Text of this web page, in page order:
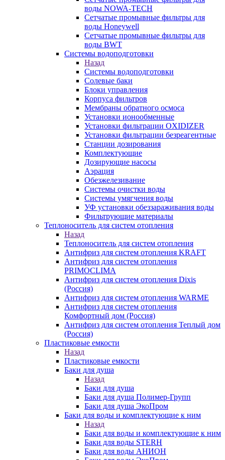
воды NOWA-TECH
Сетчатые промывные фильтры для
воды Honeywell
Сетчатые промывные фильтры для
воды BWT
Системы водоподготовки
Назад
Системы водоподготовки
Солевые баки
Блоки управления
Корпуса фильтров
Мембраны обратного осмоса
Установки ионообменные
Установки фильтрации OXIDIZER
Установки фильтрации безреагентные
Станции дозирования
Комплектующие
Дозирующие насосы
Аэрация
Обезжелезивание
Системы очистки воды
Системы умягчения воды
УФ установки обеззараживания воды
Фильтрующие материалы
Теплоноситель для систем отопления
Назад
Теплоноситель для систем отопления
Антифриз для систем отопления KRAFT
Антифриз для систем отопления
PRIMOCLIMA
Антифриз для систем отопления Dixis
(Россия)
Антифриз для систем отопления WARME
Антифриз для систем отопления
Комфортный дом (Россия)
Антифриз для систем отопления Теплый дом
(Россия)
Пластиковые емкости
Назад
Пластиковые емкости
Баки для душа
Назад
Баки для душа
Баки для душа Полимер-Групп
Баки для душа ЭкоПром
Баки для воды и комплектующие к ним
Назад
Баки для воды и комплектующие к ним
Баки для воды STERH
Баки для воды АНИОН